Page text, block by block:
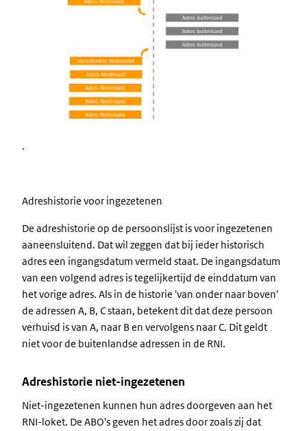
.
Adreshistorie voor ingezetenen
De adreshistorie op de persoonslijst is voor ingezetenen
aaneensluitend. Dat wil zeggen dat bij ieder historisch
adres een ingangsdatum vermeld staat. De ingangsdatum
van een volgend adres is tegelijkertijd de einddatum van
het vorige adres. Als in de historie 'van onder naar boven'
de adressen A, B, C staan, betekent dit dat deze persoon
verhuisd is van A, naar B en vervolgens naar C. Dit geldt
niet voor de buitenlandse adressen in de RNI.
Adreshistorie niet-ingezetenen
Niet-ingezetenen kunnen hun adres doorgeven aan het
RNI-loket. De ABO's geven het adres door zoals zij dat